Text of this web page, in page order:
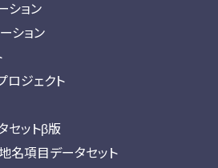
ション
ション
ロジェクト
セットβ版
名項目データセット